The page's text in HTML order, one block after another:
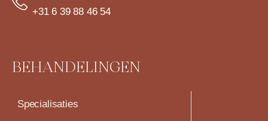
+31 6 39 88 46 54
BEHANDELINGEN
Specialisaties